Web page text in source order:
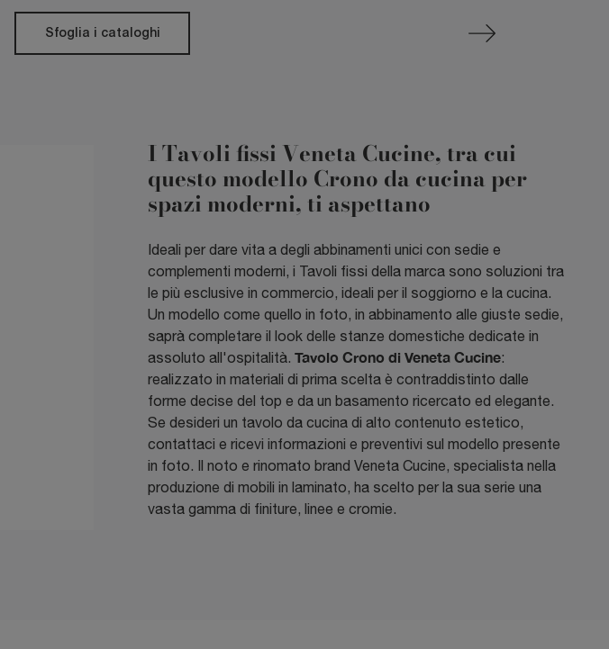
Sfoglia i cataloghi
I Tavoli fissi Veneta Cucine, tra cui
questo modello Crono da cucina per
spazi moderni, ti aspettano
Ideali per dare vita a degli abbinamenti unici con sedie e
complementi moderni, i Tavoli fissi della marca sono soluzioni tra
le più esclusive in commercio, ideali per il soggiorno e la cucina.
Un modello come quello in foto, in abbinamento alle giuste sedie,
saprà completare il look delle stanze domestiche dedicate in
assoluto all'ospitalità. Tavolo Crono di Veneta Cucine:
realizzato in materiali di prima scelta è contraddistinto dalle
forme decise del top e da un basamento ricercato ed elegante.
Se desideri un tavolo da cucina di alto contenuto estetico,
contattaci e ricevi informazioni e preventivi sul modello presente
in foto. Il noto e rinomato brand Veneta Cucine, specialista nella
produzione di mobili in laminato, ha scelto per la sua serie una
vasta gamma di finiture, linee e cromie.